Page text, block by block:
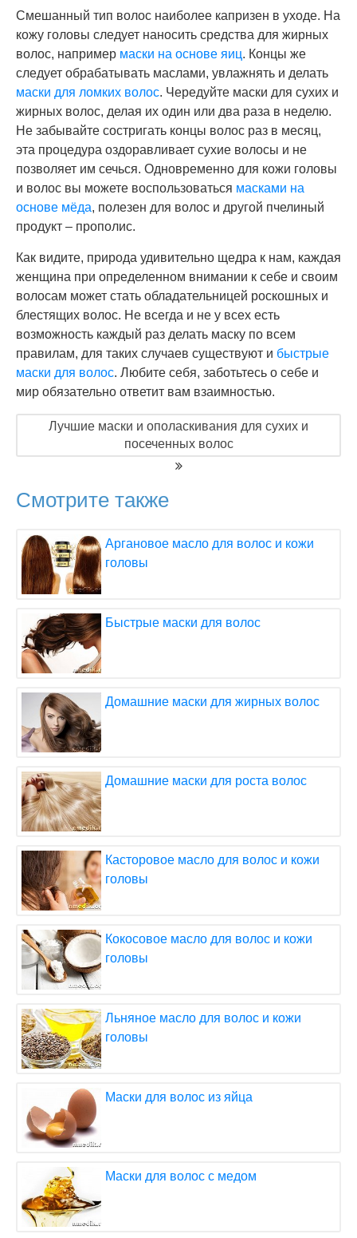
Смешанный тип волос наиболее капризен в уходе. На
кожу головы следует наносить средства для жирных
волос, например маски на основе яиц. Концы же
следует обрабатывать маслами, увлажнять и делать
маски для ломких волос. Чередуйте маски для сухих и
жирных волос, делая их один или два раза в неделю.
Не забывайте состригать концы волос раз в месяц,
эта процедура оздоравливает сухие волосы и не
позволяет им сечься. Одновременно для кожи головы
и волос вы можете воспользоваться масками на
основе мёда, полезен для волос и другой пчелиный
продукт – прополис.
Как видите, природа удивительно щедра к нам, каждая
женщина при определенном внимании к себе и своим
волосам может стать обладательницей роскошных и
блестящих волос. Не всегда и не у всех есть
возможность каждый раз делать маску по всем
правилам, для таких случаев существуют и быстрые
маски для волос. Любите себя, заботьтесь о себе и
мир обязательно ответит вам взаимностью.
Лучшие маски и ополаскивания для сухих и
посеченных волос
Смотрите также
Аргановое масло для волос и кожи
головы
Быстрые маски для волос
Домашние маски для жирных волос
Домашние маски для роста волос
Касторовое масло для волос и кожи
головы
Кокосовое масло для волос и кожи
головы
Льняное масло для волос и кожи
головы
Маски для волос из яйца
Маски для волос с медом